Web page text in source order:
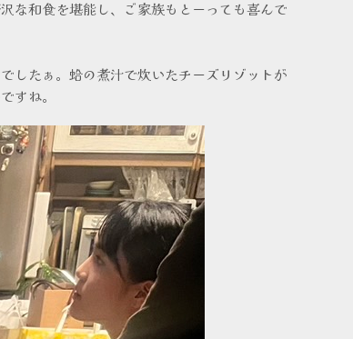
な和食を堪能し、ご家族もとーっても喜んで
したぁ。蛤の煮汁で炊いたチーズリゾットが
すね。